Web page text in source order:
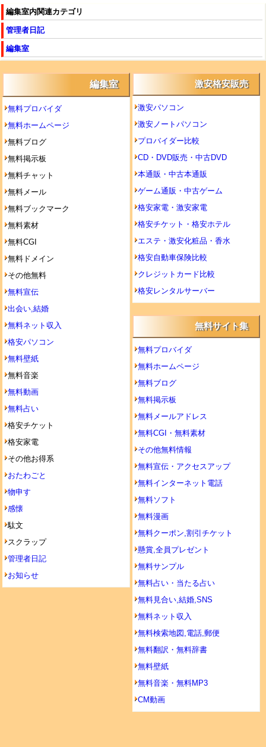
編集室内関連カテゴリ
管理者日記
編集室
編集室
無料プロバイダ
無料ホームページ
無料ブログ
無料掲示板
無料チャット
無料メール
無料ブックマーク
無料素材
無料CGI
無料ドメイン
その他無料
無料宣伝
出会い,結婚
無料ネット収入
格安パソコン
無料壁紙
無料音楽
無料動画
無料占い
格安チケット
格安家電
その他お得系
おたわごと
物申す
感懐
駄文
スクラップ
管理者日記
お知らせ
激安格安販売
激安パソコン
激安ノートパソコン
プロバイダー比較
CD・DVD販売・中古DVD
本通販・中古本通販
ゲーム通販・中古ゲーム
格安家電・激安家電
格安チケット・格安ホテル
エステ・激安化粧品・香水
格安自動車保険比較
クレジットカード比較
格安レンタルサーバー
無料サイト集
無料プロバイダ
無料ホームページ
無料ブログ
無料掲示板
無料メールアドレス
無料CGI・無料素材
その他無料情報
無料宣伝・アクセスアップ
無料インターネット電話
無料ソフト
無料漫画
無料クーポン,割引チケット
懸賞,全員プレゼント
無料サンプル
無料占い・当たる占い
無料見合い,結婚,SNS
無料ネット収入
無料検索地図,電話,郵便
無料翻訳・無料辞書
無料壁紙
無料音楽・無料MP3
CM動画